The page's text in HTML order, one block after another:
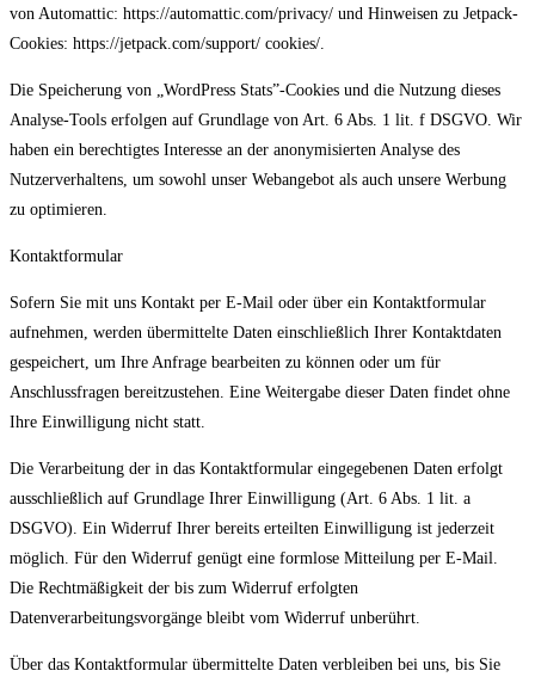
von Automattic: https://automattic.com/privacy/ und Hinweisen zu Jetpack-
Cookies: https://jetpack.com/support/ cookies/.
Die Speicherung von „WordPress Stats”-Cookies und die Nutzung dieses
Analyse-Tools erfolgen auf Grundlage von Art. 6 Abs. 1 lit. f DSGVO. Wir
haben ein berechtigtes Interesse an der anonymisierten Analyse des
Nutzerverhaltens, um sowohl unser Webangebot als auch unsere Werbung
zu optimieren.
Kontaktformular
Sofern Sie mit uns Kontakt per E-Mail oder über ein Kontaktformular
aufnehmen, werden übermittelte Daten einschließlich Ihrer Kontaktdaten
gespeichert, um Ihre Anfrage bearbeiten zu können oder um für
Anschlussfragen bereitzustehen. Eine Weitergabe dieser Daten findet ohne
Ihre Einwilligung nicht statt.
Die Verarbeitung der in das Kontaktformular eingegebenen Daten erfolgt
ausschließlich auf Grundlage Ihrer Einwilligung (Art. 6 Abs. 1 lit. a
DSGVO). Ein Widerruf Ihrer bereits erteilten Einwilligung ist jederzeit
möglich. Für den Widerruf genügt eine formlose Mitteilung per E-Mail.
Die Rechtmäßigkeit der bis zum Widerruf erfolgten
Datenverarbeitungsvorgänge bleibt vom Widerruf unberührt.
Über das Kontaktformular übermittelte Daten verbleiben bei uns, bis Sie